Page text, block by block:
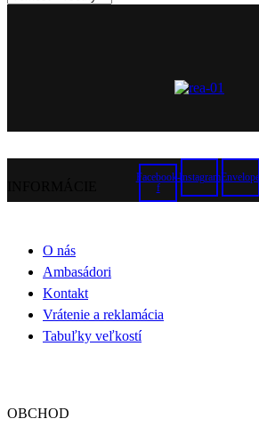
Facebook-
f
InstagramEnvelope
O nás
Ambasádori
Kontakt
Vrátenie a reklamácia
Tabuľky veľkostí
OBCHOD